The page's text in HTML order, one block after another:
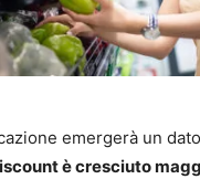
emergerà un
è cresciuto